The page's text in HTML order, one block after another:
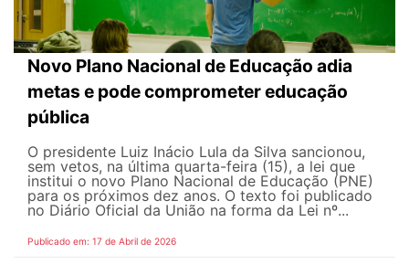
Novo Plano Nacional de Educação adia
metas e pode comprometer educação
pública
O presidente Luiz Inácio Lula da Silva sancionou,
sem vetos, na última quarta-feira (15), a lei que
institui o novo Plano Nacional de Educação (PNE)
para os próximos dez anos. O texto foi publicado
no Diário Oficial da União na forma da Lei nº...
Publicado em: 17 de Abril de 2026